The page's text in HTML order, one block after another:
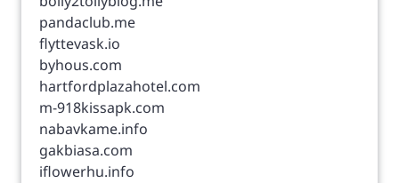
pandaclub.me
flyttevask.io
byhous.com
hartfordplazahotel.com
m-918kissapk.com
nabavkame.info
gakbiasa.com
iflowerhu.info